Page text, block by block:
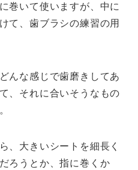
巻いて使いますが、中に
て、歯ブラシの練習の用
んな感じで歯磨きしてあ
、それに合いそうなもの
、大きいシートを細長く
ろうとか、指に巻くか